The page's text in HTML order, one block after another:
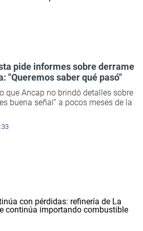
pide informes sobre derrame
"Queremos saber qué pasó"
que Ancap no brindó detalles sobre
buena señal” a pocos meses de la